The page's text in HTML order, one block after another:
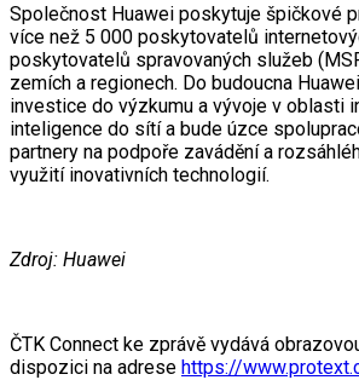
Společnost Huawei poskytuje špičkové
více než 5 000 poskytovatelů
poskytovatelů spravovaných služeb
zemích a regionech. Do budoucna
investice do výzkumu a vývoje v oblasti
inteligence do sítí a bude úzce
partnery na podpoře zavádění a
využití inovativních technologií.
Zdroj: Huawei
ČTK Connect ke zprávě vydává
dispozici na adrese https://